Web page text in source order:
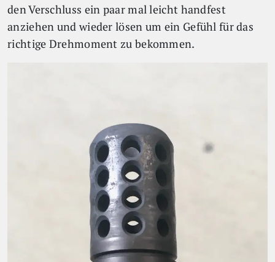
den Verschluss ein paar mal leicht handfest
anziehen und wieder lösen um ein Gefühl für das
richtige Drehmoment zu bekommen.